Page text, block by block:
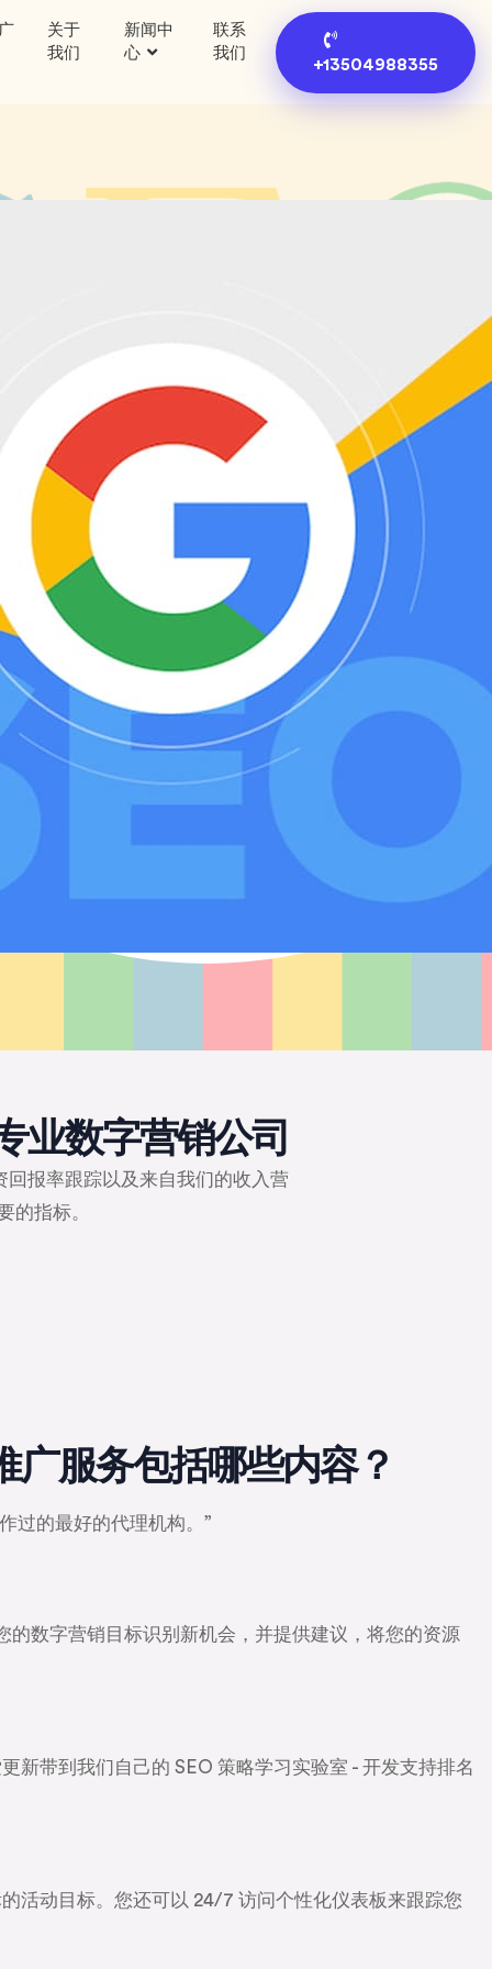
关于
我们
新闻中
心
联系
我们
+13504988355
业数字营销公司
报率跟踪以及来自我们的收入营
的指标。
广服务包括哪些内容？
过的最好的代理机构。”
的数字营销目标识别新机会，并提供建议，将您的资源
新带到我们自己的 SEO 策略学习实验室 - 开发支持排名
活动目标。您还可以 24/7 访问个性化仪表板来跟踪您